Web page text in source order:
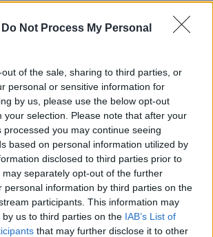
Do Not Process My Personal
of the sale, sharing to third parties, or
personal or sensitive information for
by us, please use the below opt-out
your selection. Please note that after your
processed you may continue seeing
based on personal information utilized by
disclosed to third parties prior to
separately opt-out of the further
personal information by third parties on the
participants. This information may
us to third parties on the IAB’s List of
that may further disclose it to other